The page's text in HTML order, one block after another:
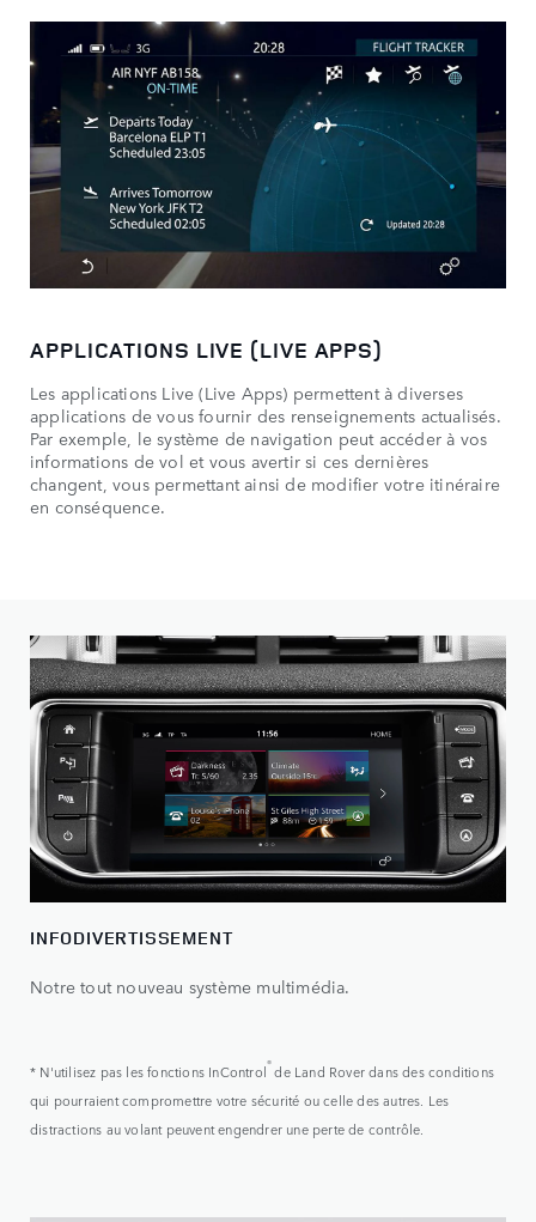
APPLICATIONS LIVE (LIVE APPS)
Les applications Live (Live Apps) permettent à diverses
applications de vous fournir des renseignements actualisés.
Par exemple, le système de navigation peut accéder à vos
informations de vol et vous avertir si ces dernières
changent, vous permettant ainsi de modifier votre itinéraire
en conséquence.
INFODIVERTISSEMENT
Notre tout nouveau système multimédia.
* N'utilisez pas les fonctions InControl® de Land Rover dans des conditions
qui pourraient compromettre votre sécurité ou celle des autres. Les
distractions au volant peuvent engendrer une perte de contrôle.